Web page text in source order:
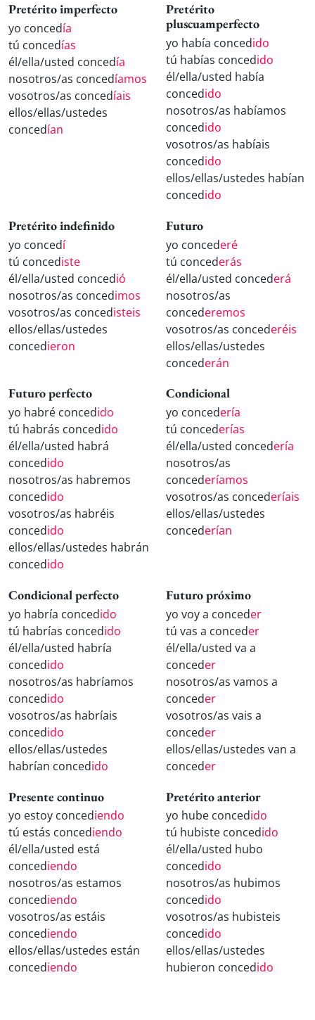
Pretérito imperfecto
yo concedía
tú concedías
él/ella/usted concedía
nosotros/as concedíamos
vosotros/as concedíais
ellos/ellas/ustedes
concedían
Pretérito
pluscuamperfecto
yo había concedido
tú habías concedido
él/ella/usted había
concedido
nosotros/as habíamos
concedido
vosotros/as habíais
concedido
ellos/ellas/ustedes habían
concedido
Pretérito indefinido
yo concedí
tú concediste
él/ella/usted concedió
nosotros/as concedimos
vosotros/as concedisteis
ellos/ellas/ustedes
concedieron
Futuro
yo concederé
tú concederás
él/ella/usted concederá
nosotros/as
concederemos
vosotros/as concederéis
ellos/ellas/ustedes
concederán
Futuro perfecto
yo habré concedido
tú habrás concedido
él/ella/usted habrá
concedido
nosotros/as habremos
concedido
vosotros/as habréis
concedido
ellos/ellas/ustedes habrán
concedido
Condicional
yo concedería
tú concederías
él/ella/usted concedería
nosotros/as
concederíamos
vosotros/as concederíais
ellos/ellas/ustedes
concederían
Condicional perfecto
yo habría concedido
tú habrías concedido
él/ella/usted habría
concedido
nosotros/as habríamos
concedido
vosotros/as habríais
concedido
ellos/ellas/ustedes
habrían concedido
Futuro próximo
yo voy a conceder
tú vas a conceder
él/ella/usted va a
conceder
nosotros/as vamos a
conceder
vosotros/as vais a
conceder
ellos/ellas/ustedes van a
conceder
Presente continuo
yo estoy concediendo
tú estás concediendo
él/ella/usted está
concediendo
nosotros/as estamos
concediendo
vosotros/as estáis
concediendo
ellos/ellas/ustedes están
concediendo
Pretérito anterior
yo hube concedido
tú hubiste concedido
él/ella/usted hubo
concedido
nosotros/as hubimos
concedido
vosotros/as hubisteis
concedido
ellos/ellas/ustedes
hubieron concedido